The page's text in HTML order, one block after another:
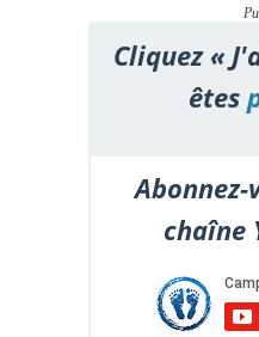
Cliquez «
êtes
chaîne